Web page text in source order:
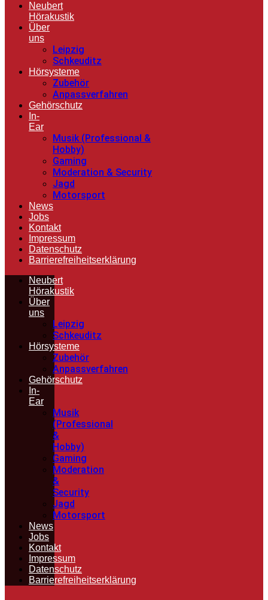
Neubert
Hörakustik
Über
uns
Leipzig
Schkeuditz
Hörsysteme
Zubehör
Anpassverfahren
Gehörschutz
In-
Ear
Musik (Professional &
Hobby)
Gaming
Moderation & Security
Jagd
Motorsport
News
Jobs
Kontakt
Impressum
Datenschutz
Barrierefreiheitserklärung
Neubert
Hörakustik
Über
uns
Leipzig
Schkeuditz
Hörsysteme
Zubehör
Anpassverfahren
Gehörschutz
In-
Ear
Musik
(Professional
&
Hobby)
Gaming
Moderation
&
Security
Jagd
Motorsport
News
Jobs
Kontakt
Impressum
Datenschutz
Barrierefreiheitserklärung